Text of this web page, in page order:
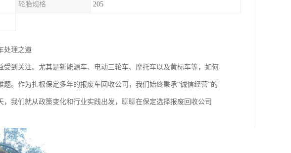
轮胎规格 205
处理之道
到关注。尤其是新能源车、电动三轮车、摩托车以及黄标车等，如何
。作为扎根保定多年的报废车回收公司，我们始终秉承“诚信经营”的
我们就从政策变化和行业实践出发，聊聊在保定选择报废回收公司